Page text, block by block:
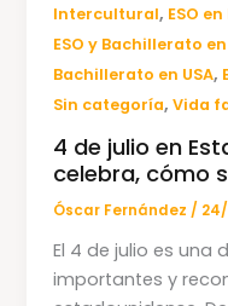
Intercultural, ESO
ESO y Bachillerato
Bachillerato en USA,
Sin categoría,Vida
4 de julio en
celebra, cómo
Óscar Fernández /
El 4 de julio es una
importantes y